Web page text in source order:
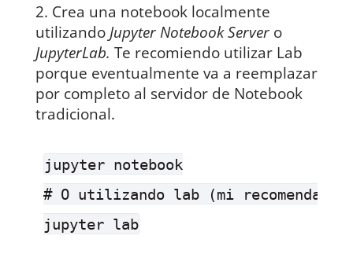
Crea una notebook localmente
utilizando Jupyter Notebook Servero
JupyterLab. Te recomiendo utilizar Lab
porque eventualmente va a reemplazar
por completo al servidor de Notebook
tradicional.
jupyter notebook
# O utilizando lab (mi
jupyter lab